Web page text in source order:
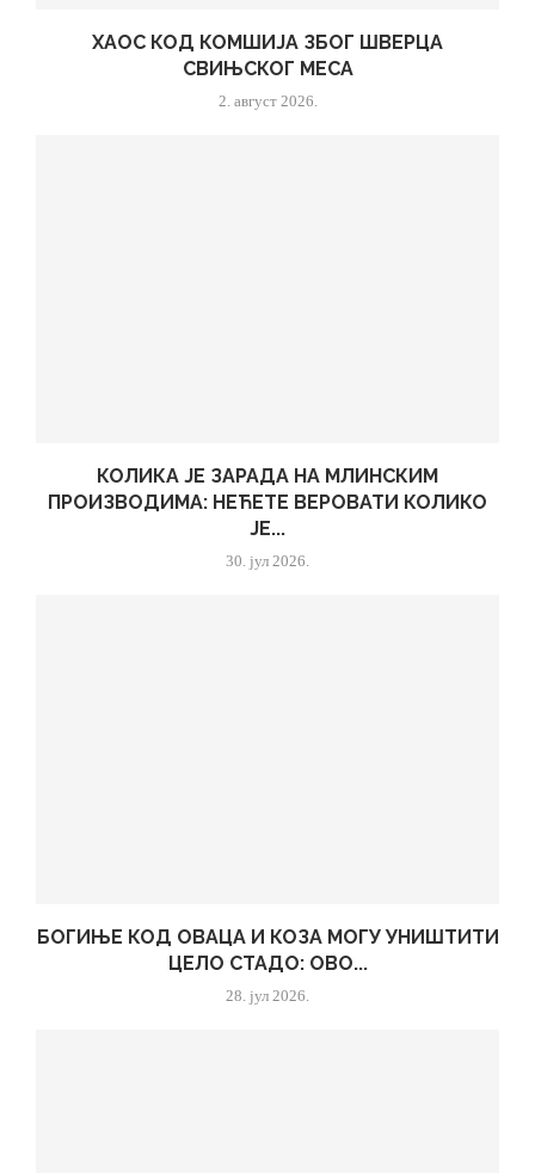
ХАОС КОД КОМШИЈА ЗБОГ ШВЕРЦА
СВИЊСКОГ МЕСА
2. август 2026.
КОЛИКА ЈЕ ЗАРАДА НА МЛИНСКИМ
ПРОИЗВОДИМА: НЕЋЕТЕ ВЕРОВАТИ КОЛИКО
ЈЕ...
30. јул 2026.
БОГИЊЕ КОД ОВАЦА И КОЗА МОГУ УНИШТИТИ
ЦЕЛО СТАДО: ОВО...
28. јул 2026.